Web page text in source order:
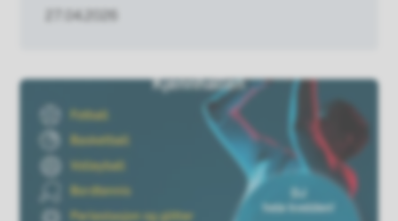
27.04.2026